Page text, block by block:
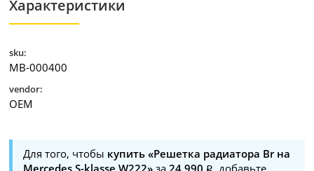
Характеристики
sku:
MB-000400
vendor:
OEM
Для того, чтобы купить «Решетка радиатора Br на
Mercedes S-klasse W222» за24 990
, добавьте